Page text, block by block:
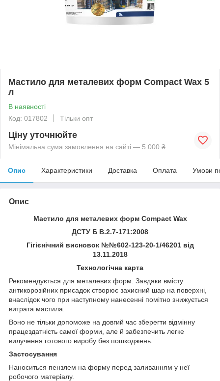
Мастило для металевих форм Compact Wax 5
л
В наявності
Код: 017802
Тільки опт
Ціну уточнюйте
Мінімальна сума замовлення на сайті — 5 000 ₴
Опис Характеристики Доставка Оплата Умови
Опис
Мастило для металевих форм Compact Wax
ДСТУ Б В.2.7-171:2008
Гігієнічний висновок №№602-123-20-1/46201 від
13.11.2018
Технологічна карта
Рекомендується для металевих форм. Завдяки вмісту
антикорозійних присадок створює захисний шар на поверхні,
внаслідок чого при наступному нанесенні помітно знижується
витрата мастила.
Воно не тільки допоможе на довгий час зберегти відмінну
працездатність самої форми, але й забезпечить легке
вилучення готового виробу без пошкоджень.
Застосування
Наноситься пензлем на форму перед заливанням у неї
робочого матеріалу.